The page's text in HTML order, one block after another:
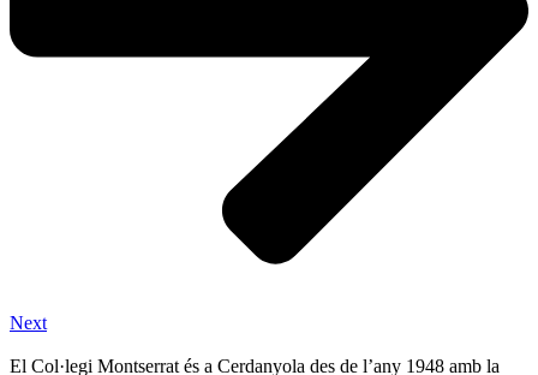
Next
El Col·legi Montserrat és a Cerdanyola des de l’any 1948 amb la